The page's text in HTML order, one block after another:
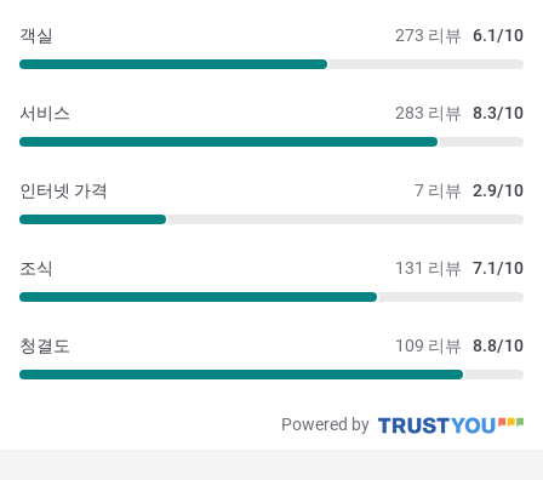
273 리뷰 6.1/10
객실
283 리뷰 8.3/10
서비스
7 리뷰 2.9/10
인터넷 가격
131 리뷰 7.1/10
조식
109 리뷰 8.8/10
청결도
Powered by